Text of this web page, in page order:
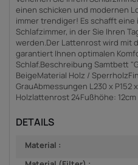
einen schicken und modernen
immer trendiger! Es schafft
Schlafzimmer, in der Sie Ihren
werden.Der Lattenrost wird mit
garantiert Ihnen optimalen
Schlaf.Beschreibung Samtbett
BeigeMaterial Holz /
GrauAbmessungen L230 x P152
Holzlattenrost 24Fußhöhe: 12cm
DETAILS
Material :